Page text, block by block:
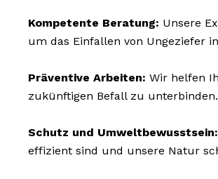
Kompetente Beratung: Unsere
um das Einfallen von Ungeziefer
Präventive Arbeiten: Wir helfen
zukünftigen Befall zu unterbinden.
Schutz und Umweltbewusstsein:
effizient sind und unsere Natur